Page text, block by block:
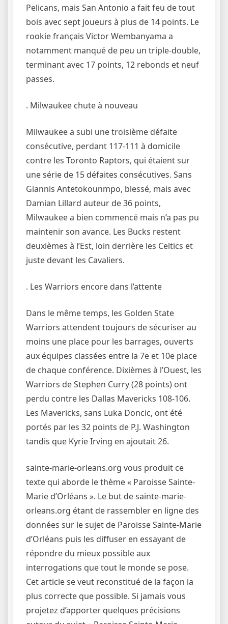
Pelicans, mais San Antonio a fait feu de tout
bois avec sept joueurs à plus de 14 points. Le
rookie français Victor Wembanyama a
notamment manqué de peu un triple-double,
terminant avec 17 points, 12 rebonds et neuf
passes.
. Milwaukee chute à nouveau
Milwaukee a subi une troisième défaite
consécutive, perdant 117-111 à domicile
contre les Toronto Raptors, qui étaient sur
une série de 15 défaites consécutives. Sans
Giannis Antetokounmpo, blessé, mais avec
Damian Lillard auteur de 36 points,
Milwaukee a bien commencé mais n’a pas pu
maintenir son avance. Les Bucks restent
deuxièmes à l’Est, loin derrière les Celtics et
juste devant les Cavaliers.
. Les Warriors encore dans l’attente
Dans le même temps, les Golden State
Warriors attendent toujours de sécuriser au
moins une place pour les barrages, ouverts
aux équipes classées entre la 7e et 10e place
de chaque conférence. Dixièmes à l’Ouest, les
Warriors de Stephen Curry (28 points) ont
perdu contre les Dallas Mavericks 108-106.
Les Mavericks, sans Luka Doncic, ont été
portés par les 32 points de P.J. Washington
tandis que Kyrie Irving en ajoutait 26.
sainte-marie-orleans.org vous produit ce
texte qui aborde le thème « Paroisse Sainte-
Marie d’Orléans ». Le but de sainte-marie-
orleans.org étant de rassembler en ligne des
données sur le sujet de Paroisse Sainte-Marie
d’Orléans puis les diffuser en essayant de
répondre du mieux possible aux
interrogations que tout le monde se pose.
Cet article se veut reconstitué de la façon la
plus correcte que possible. Si jamais vous
projetez d’apporter quelques précisions